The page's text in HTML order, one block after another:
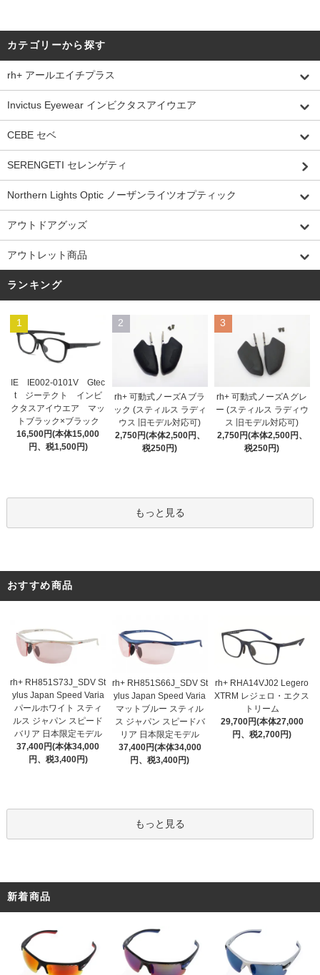
カテゴリーから探す
rh+ アールエイチプラス
Invictus Eyewear インビクタスアイウエア
CEBE セベ
SERENGETI セレンゲティ
Northern Lights Optic ノーザンライツオプティック
アウトドアグッズ
アウトレット商品
ランキング
1
IE IE002-0101V Gtec
t ジーテクト インビ
クタスアイウエア マッ
トブラック×ブラック
16,500円(本体15,000
円、税1,500円)
2
rh+ 可動式ノーズA ブラ
ック (スティルス ラディ
ウス 旧モデル対応可)
2,750円(本体2,500円、
税250円)
3
rh+ 可動式ノーズA グレ
ー (スティルス ラディウ
ス 旧モデル対応可)
2,750円(本体2,500円、
税250円)
もっと見る
おすすめ商品
rh+ RH851S73J_SDV St
ylus Japan Speed Varia
パールホワイト スティ
ルス ジャパン スピード
バリア 日本限定モデル
37,400円(本体34,000
円、税3,400円)
rh+ RH851S66J_SDV St
ylus Japan Speed Varia
マットブルー スティル
ス ジャパン スピードバ
リア 日本限定モデル
37,400円(本体34,000
円、税3,400円)
rh+ RHA14VJ02 Legero
XTRM レジェロ・エクス
トリーム
29,700円(本体27,000
円、税2,700円)
もっと見る
新着商品